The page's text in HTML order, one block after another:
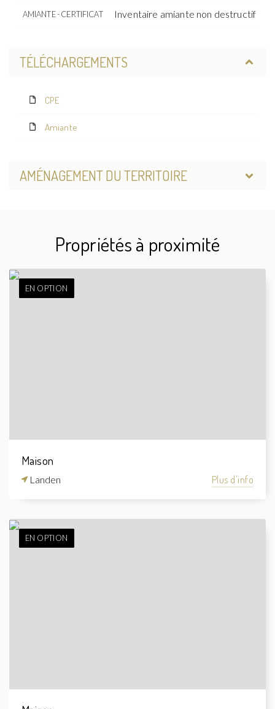
AMIANTE - CERTIFICAT Inventaire amiante non destructif
TÉLÉCHARGEMENTS
CPE
Amiante
AMÉNAGEMENT DU TERRITOIRE
Propriétés à proximité
EN OPTION
Maison
Landen Plus d'info
EN OPTION